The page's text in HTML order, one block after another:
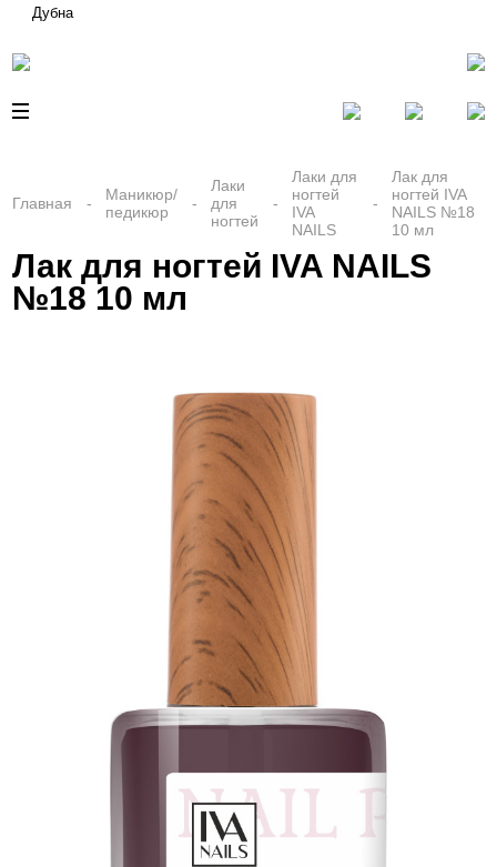
Дубна
Главная
Маникюр/
педикюр
Лаки
для
ногтей
Лаки для
ногтей
IVA
NAILS
Лак для
ногтей IVA
NAILS №18
10 мл
Лак для ногтей IVA NAILS
№18 10 мл